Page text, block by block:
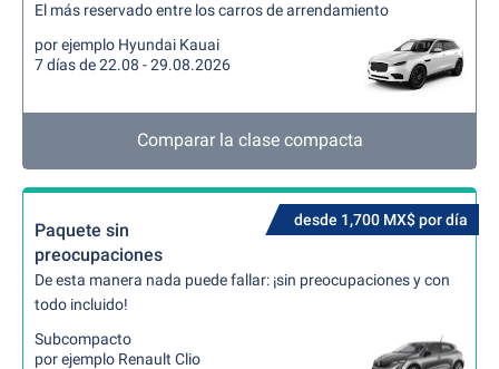
El más reservado entre los carros de arrendamiento
por ejemplo Hyundai Kauai
7 días de 22.08 - 29.08.2026
Comparar la clase compacta
desde 1,700 MX$ por día
Paquete sin
preocupaciones
De esta manera nada puede fallar: ¡sin preocupaciones y con
todo incluido!
Subcompacto
por ejemplo Renault Clio